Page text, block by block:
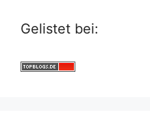
Gelistet bei: